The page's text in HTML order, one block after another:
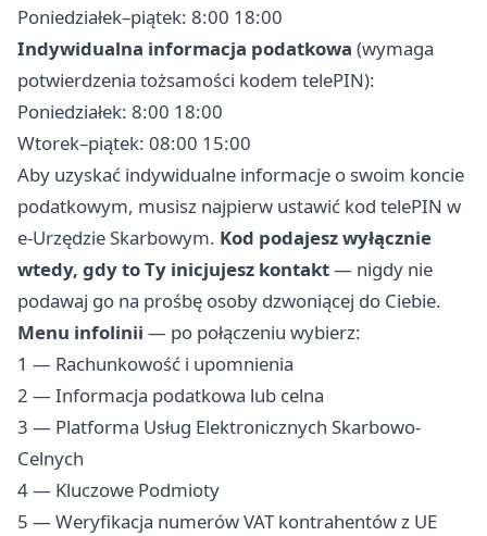
Poniedziałek–piątek: 8:00 18:00
Indywidualna informacja podatkowa (wymaga
potwierdzenia tożsamości kodem telePIN):
Poniedziałek: 8:00 18:00
Wtorek–piątek: 08:00 15:00
Aby uzyskać indywidualne informacje o swoim koncie
podatkowym, musisz najpierw ustawić kod telePIN w
e-Urzędzie Skarbowym. Kod podajesz wyłącznie
wtedy, gdy to Ty inicjujesz kontakt— nigdy nie
podawaj go na prośbę osoby dzwoniącej do Ciebie.
Menu infolinii — po połączeniu wybierz:
1 — Rachunkowość i upomnienia
2 — Informacja podatkowa lub celna
3 — Platforma Usług Elektronicznych Skarbowo-
Celnych
4 — Kluczowe Podmioty
5 — Weryfikacja numerów VAT kontrahentów z UE